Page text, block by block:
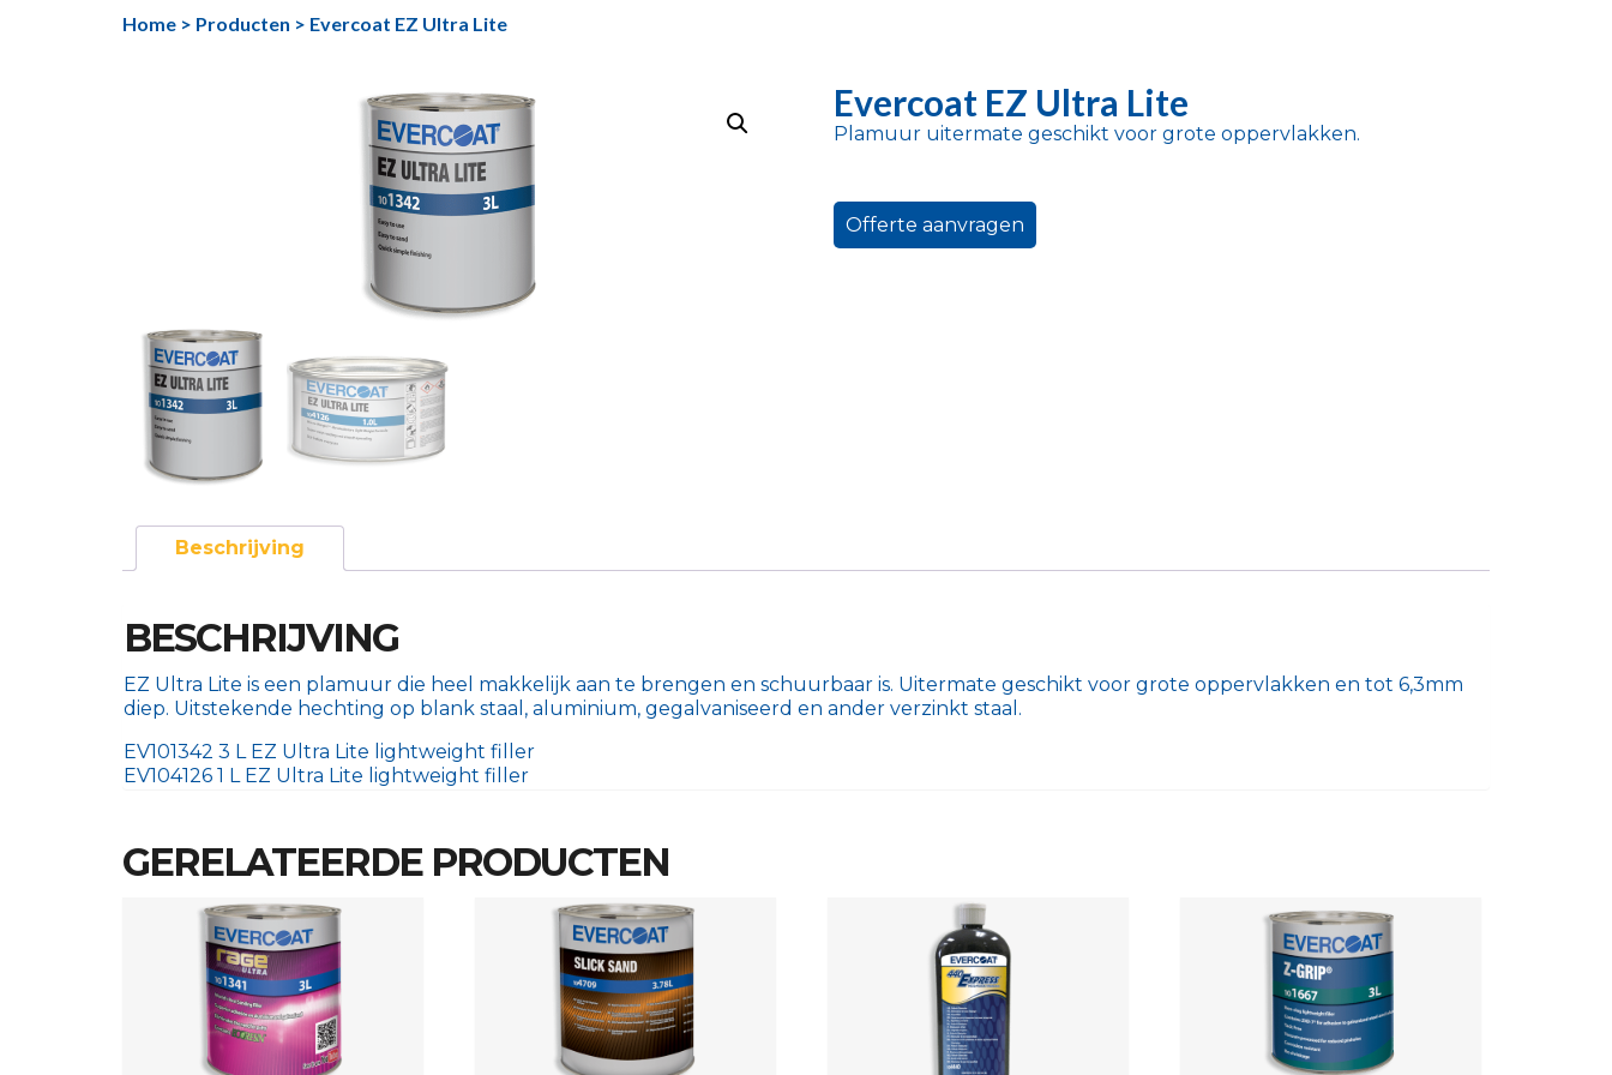
Home > Producten > Evercoat EZ Ultra Lite
Evercoat EZ Ultra Lite
Plamuur uitermate geschikt voor grote oppervlakken.
Offerte aanvragen
Beschrijving
BESCHRIJVING
EZ Ultra Lite is een plamuur die heel makkelijk aan te brengen en schuurbaar is. Uitermate geschikt voor grote oppervlakken en tot 6,3mm
diep. Uitstekende hechting op blank staal, aluminium, gegalvaniseerd en ander verzinkt staal.
EV101342 3 L EZ Ultra Lite lightweight filler
EV104126 1 L EZ Ultra Lite lightweight filler
GERELATEERDE PRODUCTEN